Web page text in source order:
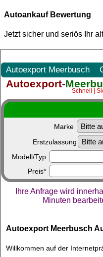
Autoankauf Bewertung
Jetzt sicher und seriös Ihr